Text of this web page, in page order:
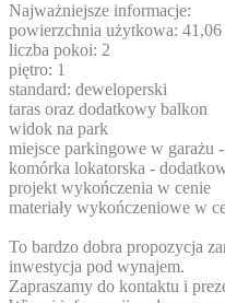
Najważniejsze informacje:
powierzchnia użytkowa: 41,06
liczba pokoi: 2
piętro: 1
standard: deweloperski
taras oraz dodatkowy balkon
widok na park
miejsce parkingowe w garażu
komórka lokatorska -
projekt wykończenia w cenie
materiały wykończeniowe w
To bardzo dobra propozycja
inwestycja pod wynajem.
Zapraszamy do kontaktu i